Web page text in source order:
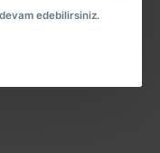
edebilirsiniz.